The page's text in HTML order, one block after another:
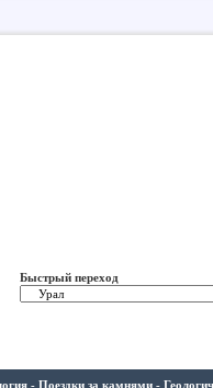
Быстрый переход
- Поездки за камнями -